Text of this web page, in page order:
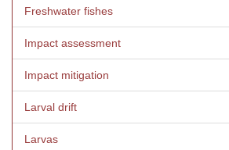
Freshwater fishes
Impact assessment
Impact mitigation
Larval drift
Larvas